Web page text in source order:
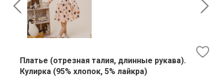
Платье (отрезная талия, длинные рукава).
Кулирка (95% хлопок, 5% лайкра)